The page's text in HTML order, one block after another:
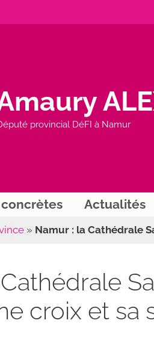
provincial DéFI à Namur
Actualités
» Namur : la Cathédrale
croix et sa